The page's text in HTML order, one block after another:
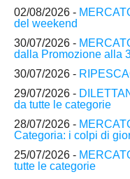
02/08/2026 -
del weekend
30/07/2026 -
dalla Promozione alla
30/07/2026 -
29/07/2026 -
da tutte le categorie
28/07/2026 -
Categoria: i colpi di
25/07/2026 -
tutte le categorie